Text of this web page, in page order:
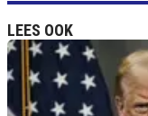
LEES OOK